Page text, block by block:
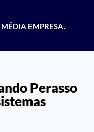
EMPRESA.
Perasso